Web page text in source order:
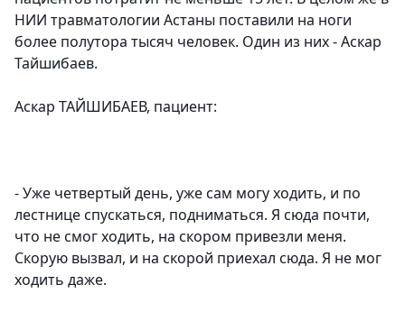
НИИ травматологии Астаны поставили на ноги
более полутора тысяч человек. Один из них - Аскар
Тайшибаев.
Аскар ТАЙШИБАЕВ, пациент:
- Уже четвертый день, уже сам могу ходить, и по
лестнице спускаться, подниматься. Я сюда почти,
что не смог ходить, на скором привезли меня.
Скорую вызвал, и на скорой приехал сюда. Я не мог
ходить даже.